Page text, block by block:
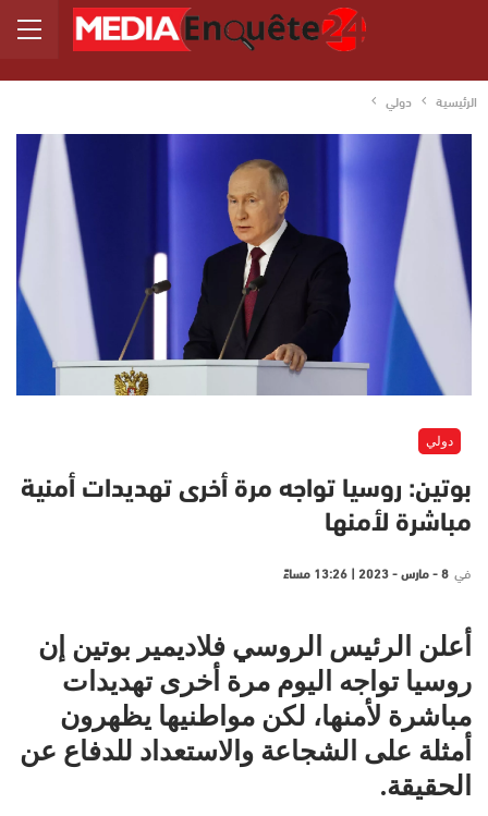
الرئيسية دولي
دولي
بوتين: روسيا تواجه مرة أخرى تهديدات أمنية
مباشرة لأمنها
في 8 - مارس - 2023 | 13:26 مساءً
أعلن الرئيس الروسي فلاديمير بوتين إن
روسيا تواجه اليوم مرة أخرى تهديدات
مباشرة لأمنها، لكن مواطنيها يظهرون
أمثلة على الشجاعة والاستعداد للدفاع عن
الحقيقة.